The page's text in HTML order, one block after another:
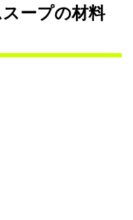
ープの材料